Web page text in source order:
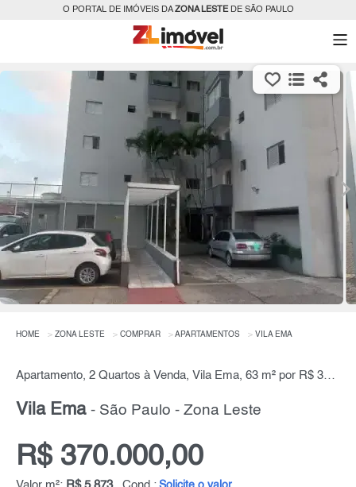
O PORTAL DE IMÓVEIS DAZONA LESTEDE SÃO PAULO
HOME ZONA LESTE COMPRAR APARTAMENTOS VILA EMA
Apartamento, 2 Quartos à Venda, Vila Ema, 63 m² por R$ 370.000,00
Vila Ema - São Paulo - Zona Leste
R$ 370.000,00